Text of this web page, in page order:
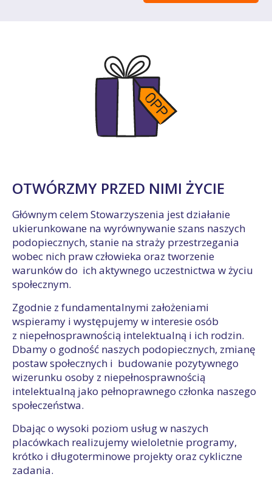
OTWÓRZMY PRZED NIMI ŻYCIE
Głównym celem Stowarzyszenia jest działanie
ukierunkowane na wyrównywanie szans naszych
podopiecznych, stanie na straży przestrzegania
wobec nich praw człowieka oraz tworzenie
warunków do ich aktywnego uczestnictwa w życiu
społecznym.
Zgodnie z fundamentalnymi założeniami
wspieramy i występujemy w interesie osób
z niepełnosprawnością intelektualną i ich rodzin.
Dbamy o godność naszych podopiecznych, zmianę
postaw społecznych i budowanie pozytywnego
wizerunku osoby z niepełnosprawnością
intelektualną jako pełnoprawnego członka naszego
społeczeństwa.
Dbając o wysoki poziom usług w naszych
placówkach realizujemy wieloletnie programy,
krótko i długoterminowe projekty oraz cykliczne
zadania.